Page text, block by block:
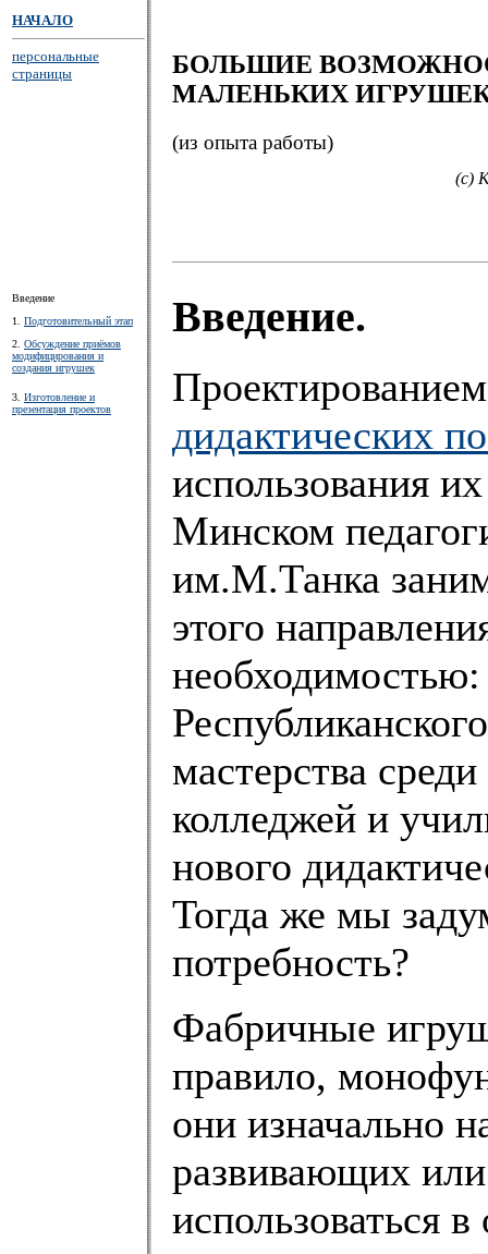
НАЧАЛО
персональные
страницы
БОЛЬШИЕ
МАЛЕНЬКИХ
(из опыта работы)
(c)
Введение
1. Подготовительный этап
2. Обсуждение приёмов
модифицирования и
создания игрушек
3. Изготовление и
презентация проектов
Введение.
дидактических
использования
Минском
им.М.Танка
этого
мастерства
колледжей и
нового
Тогда же мы
потребность?
Фабричные
правило,
они изначально
развивающих
использоваться